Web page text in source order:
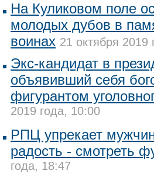
На Куликовом поле
молодых дубов в
воинах 21 октября 2019
Экс-кандидат в
объявивший себя
фигурантом
2019 года, 10:00
РПЦ упрекает
радость - смотреть
года, 18:47